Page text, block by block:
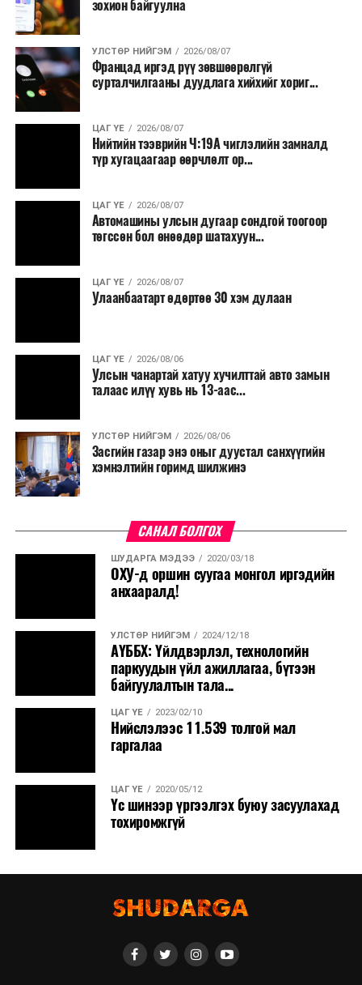
зохион байгуулна
УЛСТӨР НИЙГЭМ 2026/08/07
Францад иргэд рүү зөвшөөрөлгүй
сурталчилгааны дуудлага хийхийг хориг...
ЦАГ ҮЕ 2026/08/07
Нийтийн тээврийн Ч:19А чиглэлийн замналд
түр хугацаагаар өөрчлөлт ор...
ЦАГ ҮЕ 2026/08/07
Автомашины улсын дугаар сондгой тоогоор
төгссөн бол өнөөдөр шатахуун...
ЦАГ ҮЕ 2026/08/07
Улаанбаатарт өдөртөө 30 хэм дулаан
ЦАГ ҮЕ 2026/08/06
Улсын чанартай хатуу хучилттай авто замын
талаас илүү хувь нь 13-аас...
УЛСТӨР НИЙГЭМ 2026/08/06
Засгийн газар энэ оныг дуустал санхүүгийн
хэмнэлтийн горимд шилжинэ
САНАЛ БОЛГОХ
ШУДАРГА МЭДЭЭ 2020/03/18
ОХУ-д оршин суугаа монгол иргэдийн
анхааралд!
УЛСТӨР НИЙГЭМ 2024/12/18
АҮББХ: Үйлдвэрлэл, технологийн
паркуудын үйл ажиллагаа, бүтээн
байгуулалтын тала...
ЦАГ ҮЕ 2023/02/10
Нийслэлээс 11.539 толгой мал
гаргалаа
ЦАГ ҮЕ 2020/05/12
Үс шинээр үргээлгэх буюу засуулахад
тохиромжгүй